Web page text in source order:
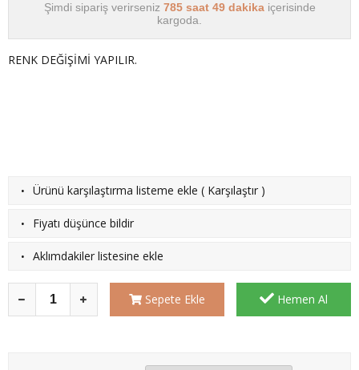
Şimdi sipariş verirseniz 785 saat 49 dakika içerisinde
kargoda.
RENK DEĞİŞİMİ YAPILIR.
· Ürünü karşılaştırma listeme ekle ( Karşılaştır )
· Fiyatı düşünce bildir
· Aklımdakiler listesine ekle
Sepete Ekle Hemen Al